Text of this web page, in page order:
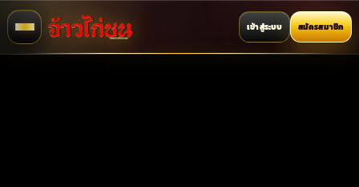
เข้าสู่ระบบ สมัครสมาชิก